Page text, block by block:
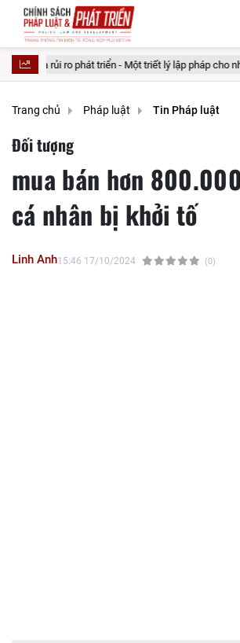
triển - Một triết lý lập pháp cho nhà nước kiến tạo
Trang chủ Pháp luật Tin Pháp luật
Đối tượng
mua bán hơn
cá nhân bị khởi tố
Linh Anh15:46 17/10/2024 (0)